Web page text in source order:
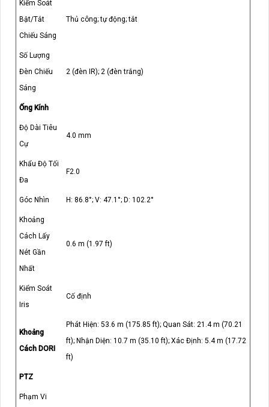
Kiểm Soát
Bật/Tắt
Chiếu Sáng
Thủ công; tự động; tắt
Số Lượng
Đèn Chiếu
Sáng
2 (đèn IR); 2 (đèn trắng)
Ống Kính
Độ Dài Tiêu
Cự
4.0 mm
Khẩu Độ Tối
Đa
F2.0
Góc Nhìn H: 86.8°; V: 47.1°; D: 102.2°
Khoảng
Cách Lấy
Nét Gần
Nhất
0.6 m (1.97 ft)
Kiểm Soát
Iris
Cố định
Khoảng
Cách DORI
Phát Hiện: 53.6 m (175.85 ft); Quan Sát: 21.4 m (70.21
ft); Nhận Diện: 10.7 m (35.10 ft); Xác Định: 5.4 m (17.72
ft)
PTZ
Phạm Vi